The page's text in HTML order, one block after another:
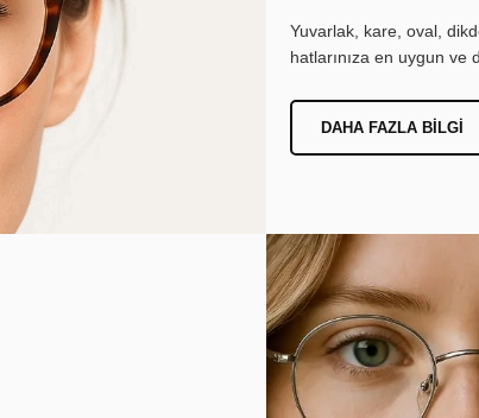
Yuvarlak, kare, oval,
hatlarınıza en uygun ve
DAHA FAZLA BILGI